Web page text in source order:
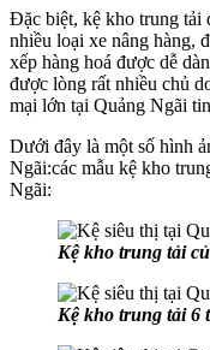
Đặc biệt, kệ kho trung tải
nhiều loại xe nâng hàng,
xếp hàng hoá được dễ
được lòng rất nhiều chủ
mại lớn tại Quảng Ngãi
Dưới đây là một số hình
Ngãi:các mẫu kệ kho
Ngãi:
Kệ kho trung tải
Kệ kho trung tải 6